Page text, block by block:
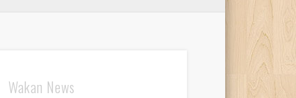
Wakan News